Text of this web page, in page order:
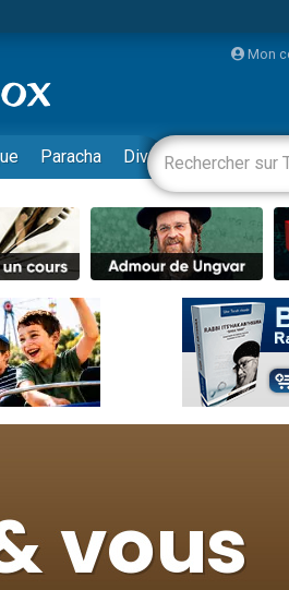
appartement insalubre
Birkat Hamazone à travers le temps
risquent de perdre leur maman
victime de violences...
Mon
Paracha Divertissements